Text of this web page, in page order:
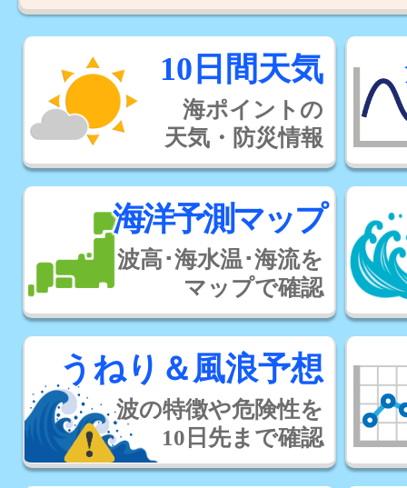
10日間天気
海ポイントの
天気・防災情報
海洋予測マップ
波高･海水温･海流を
マップで確認
うねり＆風浪予想
波の特徴や危険性を
10日先まで確認